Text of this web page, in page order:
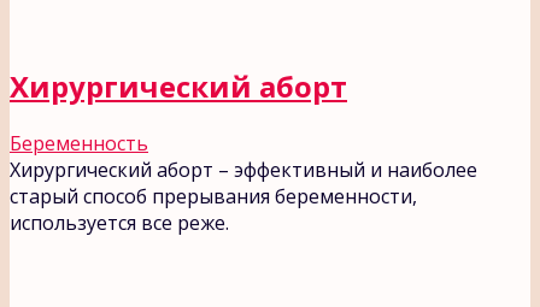
Хирургический аборт
Беременность
Хирургический аборт – эффективный и наиболее
старый способ прерывания беременности,
используется все реже.